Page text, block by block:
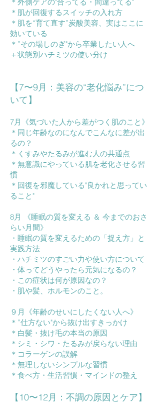
＊肌が回復するスイッチの入れ方
＊肌を“育て直す”炭酸美容、実はここに
効いている
＊”その場しのぎ"から卒業したい人へ
＋状態別ハチミツの使い分け
【7〜9月：美容の“老化悩み”につ
いて】
7月《気づいた人から差がつく肌のこと》
＊同じ年齢なのになんでこんなに差が出
るの？
＊くすみやたるみが進む人の共通点
＊無意識にやっている肌を老化させる習
慣
＊回復を邪魔している"良かれと思ってい
ること"
8月 《睡眠の質を変える ＆ 今までのおさ
らい月間》
・睡眠の質を変えるための「捉え方」と
実践方法
・ハチミツのすごい力や使い方について
・体ってどうやったら元気になるの？
・この症状は何が原因なの？
・肌や髪、ホルモンのこと。
９月《年齢のせいにしたくない人へ》
＊”仕方ない"から抜け出すきっかけ
＊白髪・抜け毛の本当の原因
＊シミ・シワ・たるみが戻らない理由
＊コラーゲンの誤解
＊無理しないシンプルな習慣
＊食べ方・生活習慣・マインドの整え
【10〜12月：不調の原因とケア】